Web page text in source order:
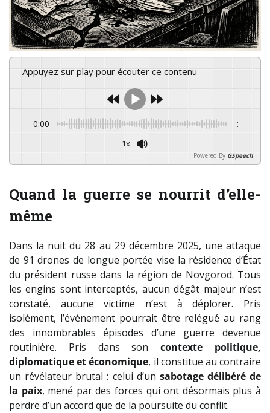
Appuyez sur play pour écouter ce contenu
0:00 -:--
1x
Powered By GSpeech
Quand la guerre se nourrit d’elle-
même
Dans la nuit du 28 au 29 décembre 2025, une attaque
de 91 drones de longue portée vise la résidence d’État
du président russe dans la région de Novgorod. Tous
les engins sont interceptés, aucun dégât majeur n’est
constaté, aucune victime n’est à déplorer. Pris
isolément, l’événement pourrait être relégué au rang
des innombrables épisodes d’une guerre devenue
routinière. Pris dans soncontexte politique,
diplomatique et économique, il constitue au contraire
un révélateur brutal : celui d’un sabotage délibéré de
la paix, mené par des forces qui ont désormais plus à
perdre d’un accord que de la poursuite du conflit.